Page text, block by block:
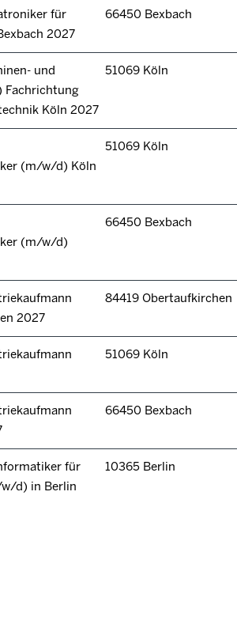
für
2027
66450 Bexbach
und
Fachrichtung
Köln 2027
51069 Köln
(m/w/d) Köln
51069 Köln
(m/w/d)
66450 Bexbach
2027
84419 Obertaufkirchen
51069 Köln
66450 Bexbach
für
d) in Berlin
10365 Berlin